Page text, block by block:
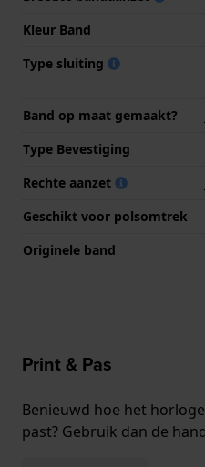
Kleur Band
Type sluiting
Band op maat gemaakt?
Type Bevestiging
Rechte aanzet
Geschikt voor polsomtrek
Originele band
Print & Pas
Benieuwd hoe het
past? Gebruik dan de